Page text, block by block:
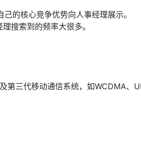
的核心竞争优势向人事经理展示。
搜索到的频率大很多。
三代移动通信系统，如WCDMA、